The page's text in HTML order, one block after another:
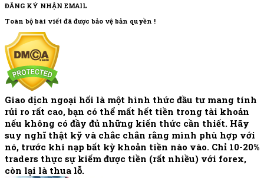
ĐĂNG KÝ NHẬN EMAIL
Toàn bộ bài viết đã được bảo vệ bản quyền !
Giao dịch ngoại hối là một hình thức đầu tư mang tính
rủi ro rất cao, bạn có thể mất hết tiền trong tài khoản
nếu không có đầy đủ những kiến thức cần thiết. Hãy
suy nghĩ thật kỹ và chắc chắn rằng mình phù hợp với
nó, trước khi nạp bất kỳ khoản tiền nào vào. Chỉ 10-20%
traders thực sự kiếm được tiền (rất nhiều) với forex,
còn lại là thua lỗ.